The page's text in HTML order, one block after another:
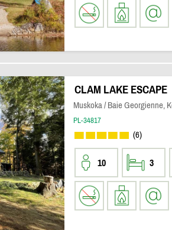
CLAM LAKE ESCAPE
Muskoka / Baie Georgienne,
PL-34817
(6)
10 3